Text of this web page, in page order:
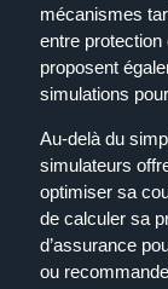
mécanismes
entre
proposent
simulations
Au-delà du
simulateurs
optimiser sa
de calculer sa
d’assurance
ou